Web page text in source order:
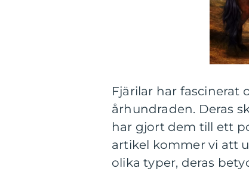
Fjärilar har fascinerat
århundraden. Deras
har gjort dem till ett
artikel kommer vi att
olika typer, deras